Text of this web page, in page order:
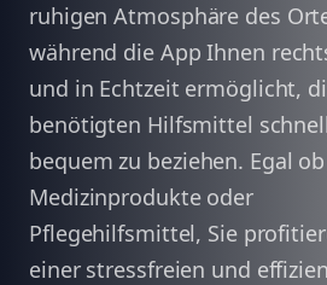
ruhigen Atmosphäre des
während die App Ihnen
und in Echtzeit ermöglicht,
benötigten Hilfsmittel
bequem zu beziehen. Egal ob
Medizinprodukte oder
Pflegehilfsmittel, Sie
einer stressfreien und